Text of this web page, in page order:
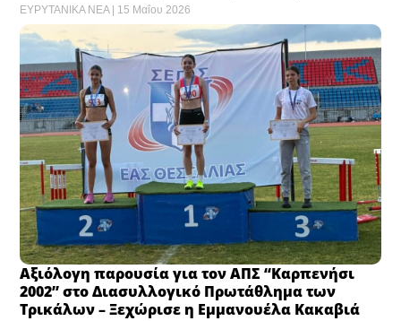
ΕΥΡΥΤΑΝΙΚΑ ΝΕΑ 15 Μαΐου 2026
Αξιόλογη παρουσία για τον ΑΠΣ “Καρπενήσι
2002” στο Διασυλλογικό Πρωτάθλημα των
Τρικάλων – Ξεχώρισε η Εμμανουέλα Κακαβιά